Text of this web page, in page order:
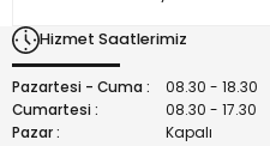
Bu ürüne benzer farklı
Hizmet Saatlerimiz
Pazartesi - Cuma :
08.30 - 18.30
Cumartesi :
08.30 - 17.30
Pazar :
Kapalı